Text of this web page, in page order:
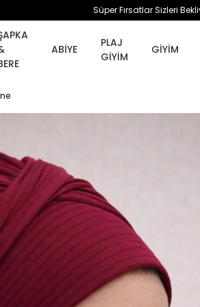
Süper Fırsatlar Sizleri
ABİYE
PLAJ
GİYİM
GİYİM